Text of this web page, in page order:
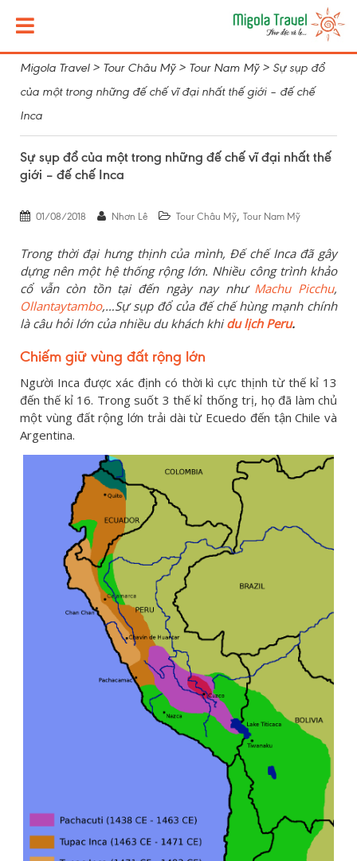
Migola Travel> Tour Châu Mỹ> Tour Nam Mỹ> Sự sụp đổ
của một trong những đế chế vĩ đại nhất thế giới – đế chế
Inca
Sự sụp đổ của một trong những đế chế vĩ đại nhất thế
giới – đế chế Inca
01/08/2018 Nhơn Lê Tour Châu Mỹ, Tour Nam Mỹ
Trong thời đại hưng thịnh của mình, Đế chế Inca đã gây
dựng nên một hệ thống rộng lớn. Nhiều công trình khảo
cổ vẫn còn tồn tại đến ngày nay như Machu Picchu,
Ollantaytambo,…Sự sụp đổ của đế chế hùng mạnh chính
là câu hỏi lớn của nhiều du khách khidu lịch Peru.
Chiếm giữ vùng đất rộng lớn
Người Inca được xác định có thời kì cực thịnh từ thế kỉ 13
đến thế kỉ 16. Trong suốt 3 thế kỉ thống trị, họ đã làm chủ
một vùng đất rộng lớn trải dài từ Ecuedo đến tận Chile và
Argentina.